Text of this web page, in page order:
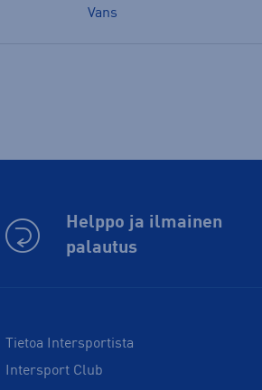
Vans
Helppo ja ilmainen
palautus
Tietoa Intersportista
Intersport Club